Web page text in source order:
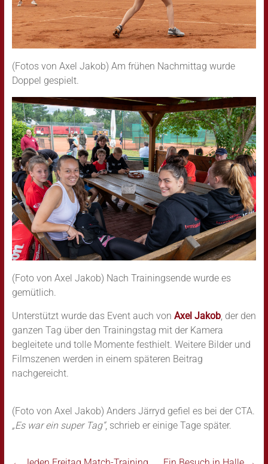
(Fotos von Axel Jakob) Am frühen Nachmittag wurde
Doppel gespielt.
(Foto von Axel Jakob) Nach Trainingsende wurde es
gemütlich.
Unterstützt wurde das Event auch von Axel Jakob, der den
ganzen Tag über den Trainingstag mit der Kamera
begleitete und tolle Momente festhielt. Weitere Bilder und
Filmszenen werden in einem späteren Beitrag
nachgereicht.
(Foto von Axel Jakob) Anders Järryd gefiel es bei der CTA.
„Es war ein super Tag“, schrieb er einige Tage später.